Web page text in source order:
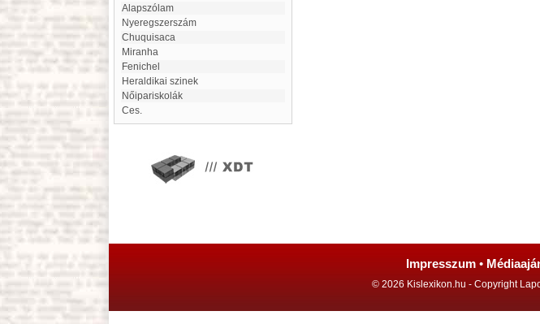
Alapszólam
Nyeregszerszám
Chuquisaca
Miranha
Fenichel
Heraldikai szinek
Nőipariskolák
Ces.
Impresszum •
© 2026 Kislexikon.hu - Copyright